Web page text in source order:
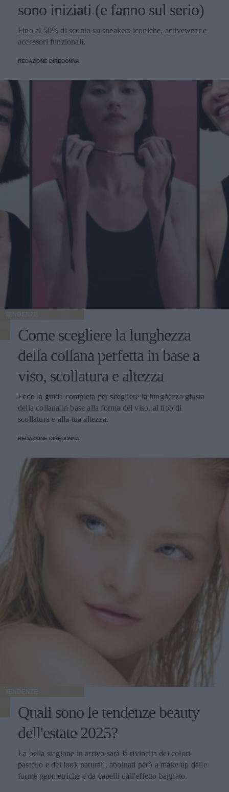
sono iniziati (e fanno sul serio)
Fino al 50% di sconto su sneakers iconiche, activewear e
accessori funzionali.
REDAZIONE DIREDONNA
TENDENZE
Come scegliere la lunghezza
della collana perfetta in base a
viso, scollatura e altezza
Ecco la guida completa per scegliere la lunghezza giusta
della collana in base alla forma del viso, al tipo di
scollatura e alla tua altezza.
REDAZIONE DIREDONNA
TENDENZE
Quali sono le tendenze beauty
dell'estate 2025?
La bella stagione in arrivo sarà la rivincita dei colori
pastello e dei look naturali, abbinati però a make up dalle
forme geometriche e da capelli dall'effetto bagnato.